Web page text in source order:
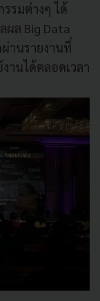
รมต่างๆ ได้
ผล Big Data
านรายงานที่
านได้ตลอดเวลา